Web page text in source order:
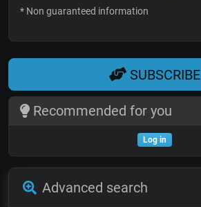
* Non guaranteed information
SUBSCRIBE
Recommended for you
Log in
Advanced search